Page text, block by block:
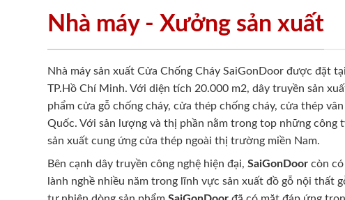
Nhà máy - Xưởng sản xuất
Nhà máy sản xuất Cửa Chống Cháy SaiGonDoor được đặt
TP.Hồ Chí Minh. Với diện tích 20.000 m2, dây truyền sản
phẩm cửa gỗ chống cháy, cửa thép chống cháy, cửa thép
Quốc. Với sản lượng và thị phần nằm trong top những công
sản xuất cung ứng cửa thép ngoài thị trường miền Nam.
Bên cạnh dây truyền công nghệ hiện đại, SaiGonDoor còn
lành nghề nhiều năm trong lĩnh vực sản xuất đồ gỗ nội thất